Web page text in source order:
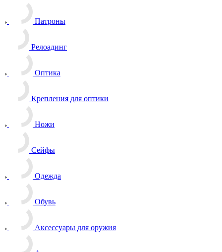
Патроны
Релоадинг
Оптика
Крепления для оптики
Ножи
Сейфы
Одежда
Обувь
Аксессуары для оружия